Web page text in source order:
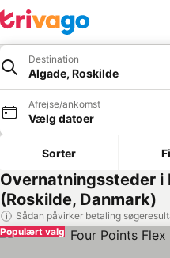
Destination
Algade, Roskilde
Afrejse/ankomst
Vælg datoer
Sorter
Overnatningssteder
(Roskilde, Danmark)
Sådan påvirker betaling
Populært valg